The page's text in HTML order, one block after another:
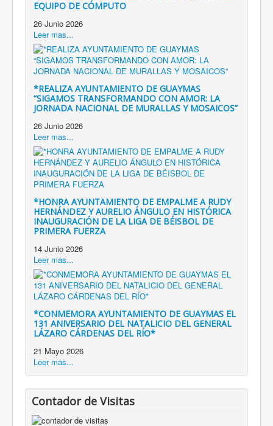
EQUIPO DE CÓMPUTO
26 Junio 2026
Leer mas...
*REALIZA AYUNTAMIENTO DE GUAYMAS
“SIGAMOS TRANSFORMANDO CON AMOR: LA
JORNADA NACIONAL DE MURALLAS Y MOSAICOS”
26 Junio 2026
Leer mas...
*HONRA AYUNTAMIENTO DE EMPALME A RUDY
HERNÁNDEZ Y AURELIO ÁNGULO EN HISTÓRICA
INAUGURACIÓN DE LA LIGA DE BÉISBOL DE
PRIMERA FUERZA
14 Junio 2026
Leer mas...
*CONMEMORA AYUNTAMIENTO DE GUAYMAS EL
131 ANIVERSARIO DEL NATALICIO DEL GENERAL
LÁZARO CÁRDENAS DEL RÍO*
21 Mayo 2026
Leer mas...
Contador de Visitas